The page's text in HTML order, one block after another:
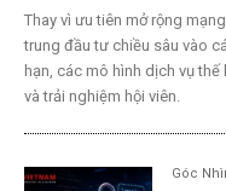
Thay vì ưu tiên mở rộng
trung đầu tư chiều sâu vào
hạn, các mô hình dịch vụ
và trải nghiệm hội viên.
Góc